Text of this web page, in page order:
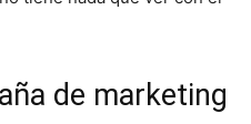
de marketing